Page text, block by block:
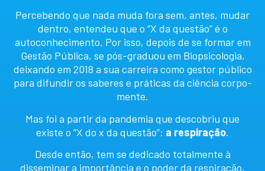
Percebendo que nada muda fora sem, antes, mudar
dentro, entendeu que o “X da questão” é o
autoconhecimento. Por isso, depois de se formar em
Gestão Pública, se pós-graduou em Biopsicologia,
deixando em 2018 a sua carreira como gestor público
para difundir os saberes e práticas da ciência corpo-
mente.
Mas foi a partir da pandemia que descobriu que
existe o “X do x da questão”: a respiração.
Desde então, tem se dedicado totalmente à
disseminar a importância e o poder da respiração,